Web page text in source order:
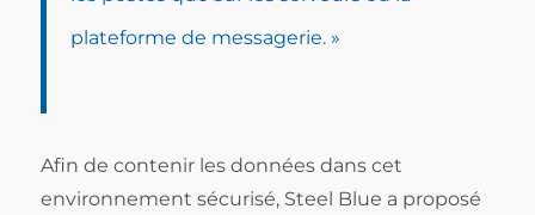
plateforme de messagerie. »
Afin de contenir les données dans cet
environnement sécurisé, Steel Blue a proposé